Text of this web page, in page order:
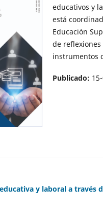
educativos y
está
Educación
de
instrumentos
Publicado:
y laboral a través